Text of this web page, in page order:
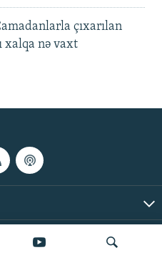
çıxarılan
xalqa nə vaxt
Inc. | Bütün hüquqlar qorunur